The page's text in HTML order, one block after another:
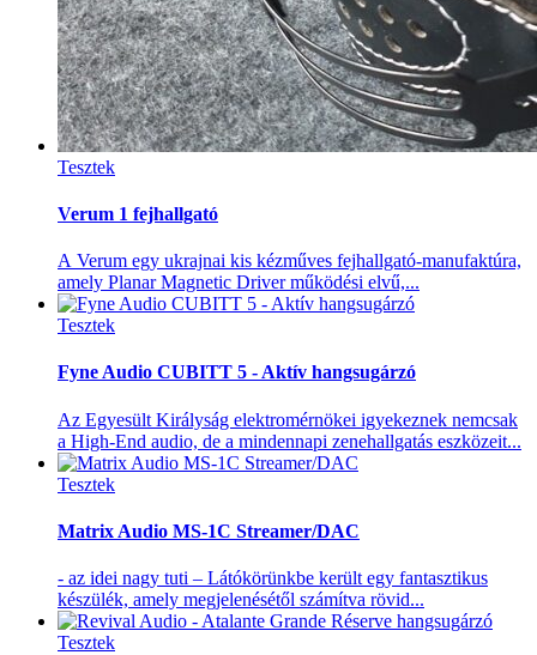
Tesztek
Verum 1 fejhallgató
A Verum egy ukrajnai kis kézműves fejhallgató-manufaktúra,
amely Planar Magnetic Driver működési elvű,...
Tesztek
Fyne Audio CUBITT 5 - Aktív hangsugárzó
Az Egyesült Királyság elektromérnökei igyekeznek nemcsak
a High-End audio, de a mindennapi zenehallgatás eszközeit...
Tesztek
Matrix Audio MS-1C Streamer/DAC
- az idei nagy tuti – Látókörünkbe került egy fantasztikus
készülék, amely megjelenésétől számítva rövid...
Tesztek